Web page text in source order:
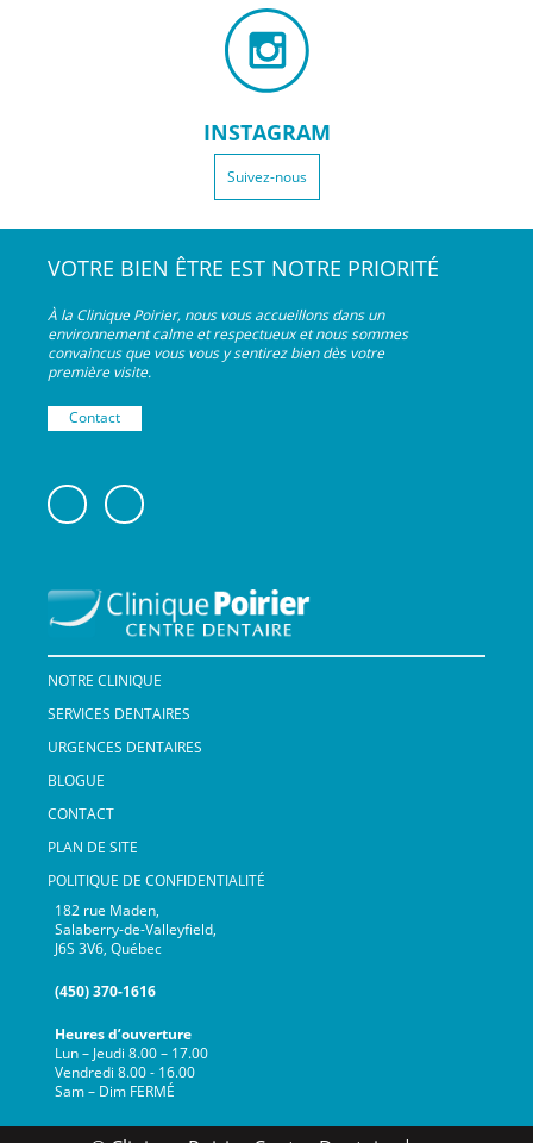
INSTAGRAM
Suivez-nous
VOTRE BIEN ÊTRE EST NOTRE PRIORITÉ
À la Clinique Poirier, nous vous accueillons dans un
environnement calme et respectueux et nous sommes
convaincus que vous vous y sentirez bien dès votre
première visite.
Contact
NOTRE CLINIQUE
SERVICES DENTAIRES
URGENCES DENTAIRES
BLOGUE
CONTACT
PLAN DE SITE
POLITIQUE DE CONFIDENTIALITÉ
182 rue Maden,
Salaberry-de-Valleyfield,
J6S 3V6, Québec
(450) 370-1616
Heures d’ouverture
Lun – Jeudi 8.00 – 17.00
Vendredi 8.00 - 16.00
Sam – Dim FERMÉ